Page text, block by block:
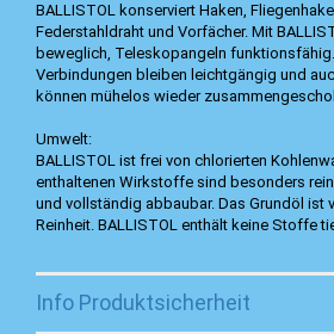
BALLISTOL konserviert Haken,
Federstahldraht und Vorfächer. Mit
beweglich, Teleskopangeln
Verbindungen bleiben leichtgängig und
können mühelos wieder
Umwelt:
BALLISTOL ist frei von chlorierten
enthaltenen Wirkstoffe sind besonders
und vollständig abbaubar. Das Grundöl ist
Reinheit. BALLISTOL enthält keine Stoffe
Info Produktsicherheit